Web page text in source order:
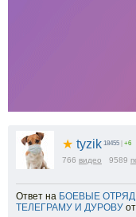
★ tyzik 18455 +6
766 видео 9589
Ответ на БОЕВЫЕ
ТЕЛЕГРАМУ И ДУРОВУ от